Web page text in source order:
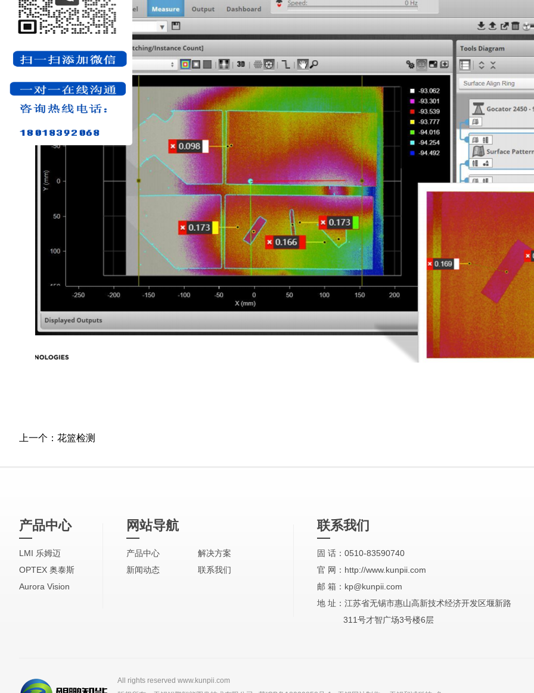
上一个： 花篮检测
产品中心
LMI 乐姆迈
OPTEX 奥泰斯
Aurora Vision
网站导航
产品中心
解决方案
新闻动态
联系我们
联系我们
固 话：0510-83590740
官 网：http://www.kunpii.com
邮 箱：kp@kunpii.com
地 址：江苏省无锡市惠山高新技术经济开发区堰新路
311号才智广场3号楼6层
All rights reserved www.kunpii.com